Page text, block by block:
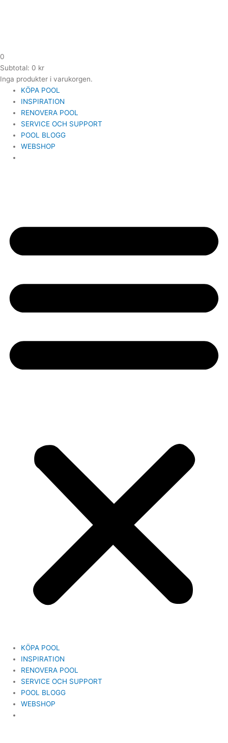
0
Subtotal: 0 kr
Inga produkter i varukorgen.
KÖPA POOL
INSPIRATION
RENOVERA POOL
SERVICE OCH SUPPORT
POOL BLOGG
WEBSHOP
KÖPA POOL
INSPIRATION
RENOVERA POOL
SERVICE OCH SUPPORT
POOL BLOGG
WEBSHOP